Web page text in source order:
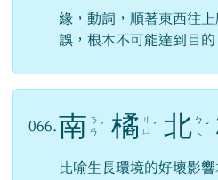
緣，動詞，順著東西往
誤，根本不可能達到目的
066. 南 ㄋ
ㄢ ˊ 橘 ㄐ
ㄩ ˊ 北 ㄅ
ㄟ ˇ
比喻生長環境的好壞影